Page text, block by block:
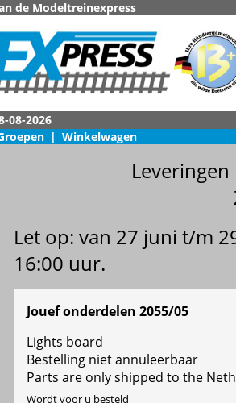
de Modeltreinexpress
| Winkelwagen
Let op: van 27 juni t/m
16:00 uur.
Jouef onderdelen 2055/05
Lights board
Bestelling niet annuleerbaar
Parts are only shipped to the
Wordt voor u besteld